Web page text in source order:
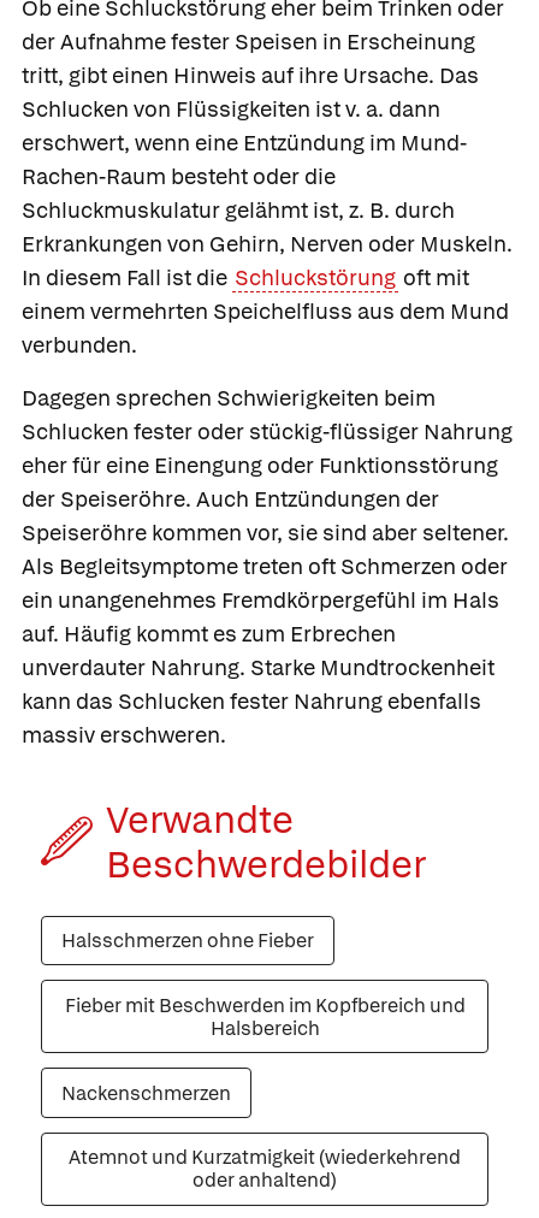
Ob eine Schluckstörung eher beim Trinken oder
der Aufnahme fester Speisen in Erscheinung
tritt, gibt einen Hinweis auf ihre Ursache. Das
Schlucken von Flüssigkeiten ist v. a. dann
erschwert, wenn eine Entzündung im Mund-
Rachen-Raum besteht oder die
Schluckmuskulatur gelähmt ist, z. B. durch
Erkrankungen von Gehirn, Nerven oder Muskeln.
In diesem Fall ist die Schluckstörung oft mit
einem vermehrten Speichelfluss aus dem Mund
verbunden.
Dagegen sprechen Schwierigkeiten beim
Schlucken fester oder stückig-flüssiger Nahrung
eher für eine Einengung oder Funktionsstörung
der Speiseröhre. Auch Entzündungen der
Speiseröhre kommen vor, sie sind aber seltener.
Als Begleitsymptome treten oft Schmerzen oder
ein unangenehmes Fremdkörpergefühl im Hals
auf. Häufig kommt es zum Erbrechen
unverdauter Nahrung. Starke Mundtrockenheit
kann das Schlucken fester Nahrung ebenfalls
massiv erschweren.
Verwandte
Beschwerde­bilder
Halsschmerzen ohne Fieber
Fieber mit Beschwerden im Kopfbereich und
Halsbereich
Nackenschmerzen
Atemnot und Kurzatmigkeit (wiederkehrend
oder anhaltend)